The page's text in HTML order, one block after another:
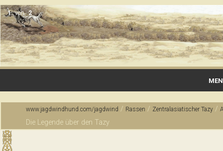
1 von 2
Startseite
Gallerie
Wurfmeldungen & Vermittlungen
www.jagdwindhund.com/jagdwind / Rassen / Zentralasiatischer Tazy /
Die Legende über den Tazy